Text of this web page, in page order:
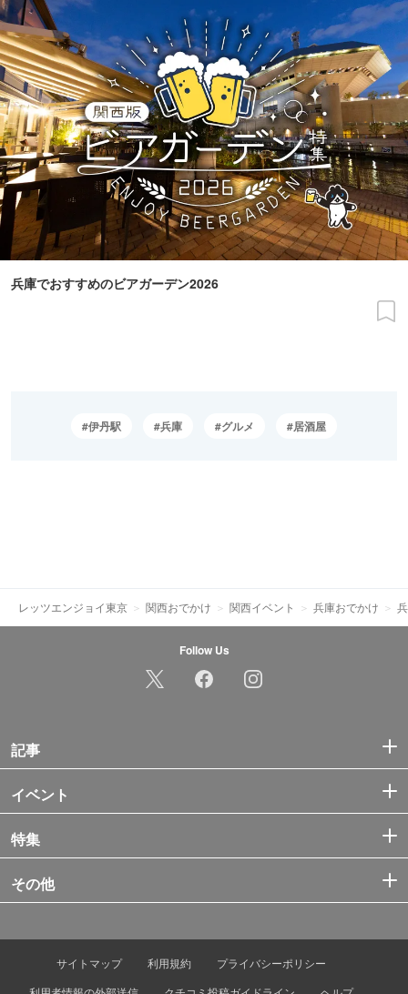
兵庫でおすすめのビアガーデン2026
伊丹駅 兵庫 グルメ 居酒屋
レッツエンジョイ東京 関西おでかけ 関西イベント 兵庫おでかけ
Follow Us
記事
イベント
特集
その他
サイトマップ 利用規約
プライバシーポリシー